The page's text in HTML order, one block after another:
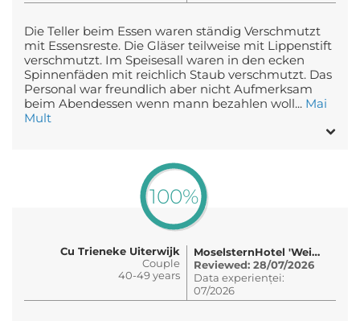
Die Teller beim Essen waren ständig Verschmutzt
mit Essensreste. Die Gläser teilweise mit Lippenstift
verschmutzt. Im Speisesall waren in den ecken
Spinnenfäden mit reichlich Staub verschmutzt. Das
Personal war freundlich aber nicht Aufmerksam
beim Abendessen wenn mann bezahlen woll... Mai
Mult
100%
Cu Trieneke Uiterwijk
Couple
40-49 years
MoselsternHotel 'Weinhaus Fuhrmann'
Reviewed: 28/07/2026
Data experienței:
07/2026